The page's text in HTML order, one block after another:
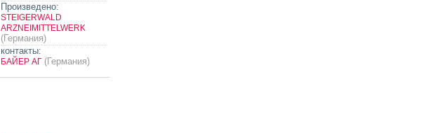
Произведено:
STEIGERWALD
ARZNEIMITTELWERK
(Германия)
контакты:
БАЙЕР АГ (Германия)